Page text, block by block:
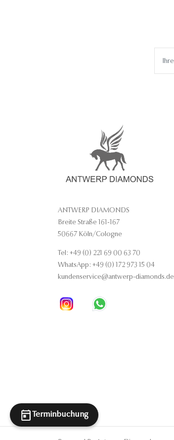
ANTWERP DIAMONDS
Breite Straße 161-167
50667 Köln/Cologne
Tel: +49 (0) 221 69 00 63 70
WhatsApp: +49 (0) 172 973 15 04
kundenservice@antwerp-diamonds.de
Terminbuchung